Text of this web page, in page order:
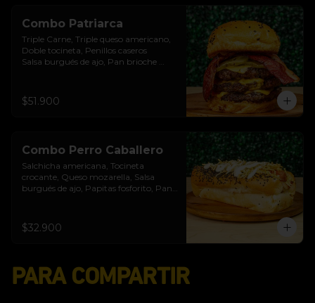
Combo Patriarca
Triple Carne, Triple queso americano,
Doble tocineta, Penillos caseros
Salsa burgués de ajo, Pan brioche
$51.900
Combo Perro Caballero
Salchicha americana, Tocineta
crocante, Queso mozarella, Salsa
burgués de ajo, Papitas fosforito, Pan
papas rústicas a la francesa y bebida.
$32.900
PARA COMPARTIR